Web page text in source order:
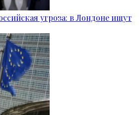
угроза: в Лондоне ищут